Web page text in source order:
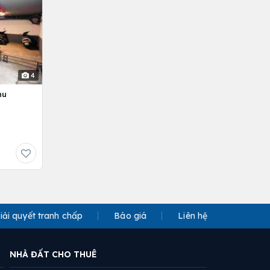
4
quyết tranh chấp Báo giá Liên hệ
NHÀ ĐẤT CHO THUÊ